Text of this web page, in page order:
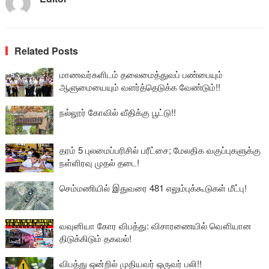
Related Posts
மாணவர்களிடம் தலைமைத்துவப் பண்பையும்
ஆளுமையையும் வளர்த்தெடுக்க வேண்டும்!!
நல்லூர் கோவில் வீதிக்கு பூட்டு!!
தரம் 5 புலமைப்பரிசில் பரீட்சை; மேலதிக வகுப்புகளுக்கு
நள்ளிரவு முதல் தடை!
செம்மணியில் இதுவரை 481 எலும்புக்கூடுகள் மீட்பு!
வவுனியா கோர விபத்து: விசாரணையில் வௌியான
திடுக்கிடும் தகவல்!
விபத்து ஒன்றில் முதியவர் ஒருவர் பலி!!